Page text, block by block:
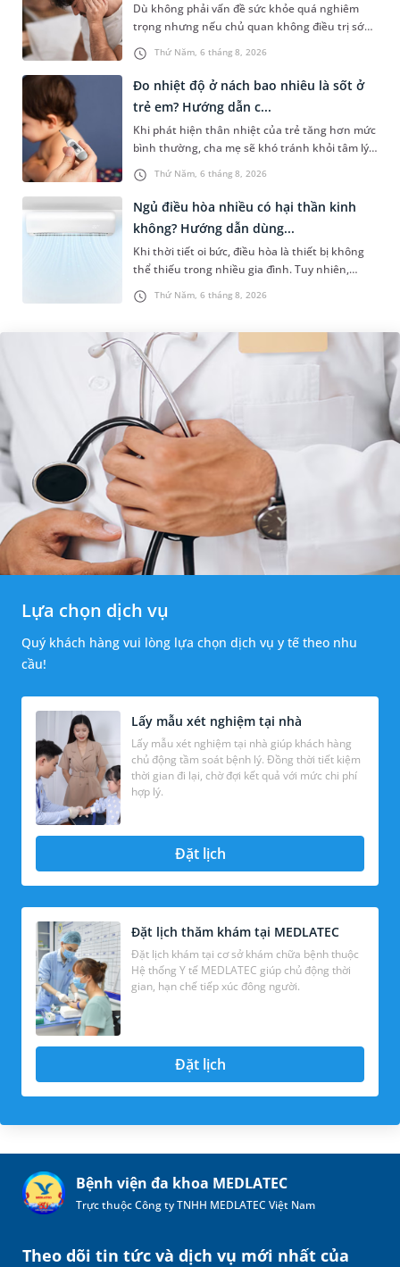
Thứ Năm, 6 tháng 8, 2026
Dù không phải vấn đề sức khỏe quá nghiêm
trọng nhưng nếu chủ quan không điều trị sớm,
người bệnh có thể phải đối mặt với một số biến
chứng. Nếu chưa xuất hiệ...
Thứ Năm, 6 tháng 8, 2026
Đo nhiệt độ ở nách bao nhiêu là sốt ở
trẻ em? Hướng dẫn c...
Khi phát hiện thân nhiệt của trẻ tăng hơn mức
bình thường, cha mẹ sẽ khó tránh khỏi tâm lý
lo lắng. Tuy nhiên, không phải ai cũng biết đo
nhiệt độ ở nách bao...
Thứ Năm, 6 tháng 8, 2026
Ngủ điều hòa nhiều có hại thần kinh
không? Hướng dẫn dùng...
Khi thời tiết oi bức, điều hòa là thiết bị không
thể thiếu trong nhiều gia đình. Tuy nhiên,
nhiều người lo ngại rằng việc ngủ trong phòng
điều hòa mỗi đêm có...
Lựa chọn dịch vụ
Quý khách hàng vui lòng lựa chọn dịch vụ y tế theo nhu
cầu!
Lấy mẫu xét nghiệm tại nhà
Lấy mẫu xét nghiệm tại nhà giúp khách hàng
chủ động tầm soát bệnh lý. Đồng thời tiết kiệm
thời gian đi lại, chờ đợi kết quả với mức chi phí
hợp lý.
Đặt lịch
Đặt lịch thăm khám tại MEDLATEC
Đặt lịch khám tại cơ sở khám chữa bệnh thuộc
Hệ thống Y tế MEDLATEC giúp chủ động thời
gian, hạn chế tiếp xúc đông người.
Đặt lịch
Bệnh viện đa khoa MEDLATEC
Trực thuộc Công ty TNHH MEDLATEC Việt Nam
Theo dõi tin tức và dịch vụ mới nhất của